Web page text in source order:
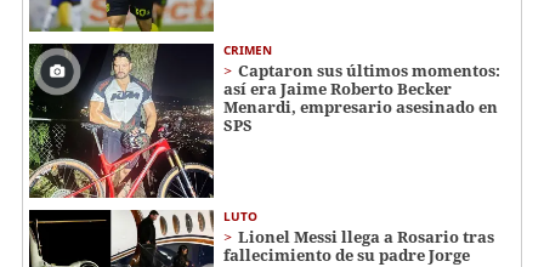
CRIMEN
Captaron sus últimos momentos:
así era Jaime Roberto Becker
Menardi​​​, empresario asesinado en
SPS
LUTO
Lionel Messi llega a Rosario tras
fallecimiento de su padre Jorge